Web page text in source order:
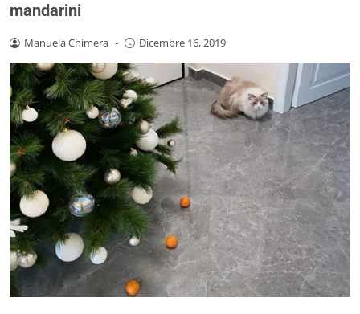
mandarini
Manuela Chimera - Dicembre 16, 2019